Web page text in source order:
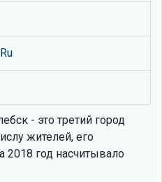
- это третий город
жителей, его
2018 год насчитывало